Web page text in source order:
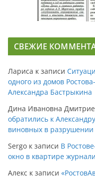
СВЕЖИЕ
Лариса к записи
одного из домов
Александра Бастрыкина
Дина Ивановна
обратились к
виновных в разрушении
Sergo к записи В
окно в квартире
Алекс к записи